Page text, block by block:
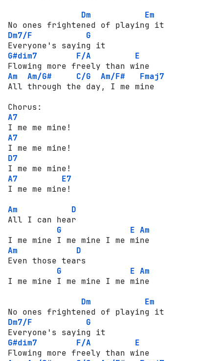
Dm
Em
Dm7/F
G
G#dim7
F/A
E
Am
Am/G# C/G Am/F#
Fmaj7
All through the day, I me mine
A7
A7
D7
A7
E7
I me me mine!
Am
D
All I can hear
G
E Am
Am
D
Even those tears
G
E Am
I me mine I me mine I me mine
Dm
Em
Dm7/F
G
G#dim7
F/A
E